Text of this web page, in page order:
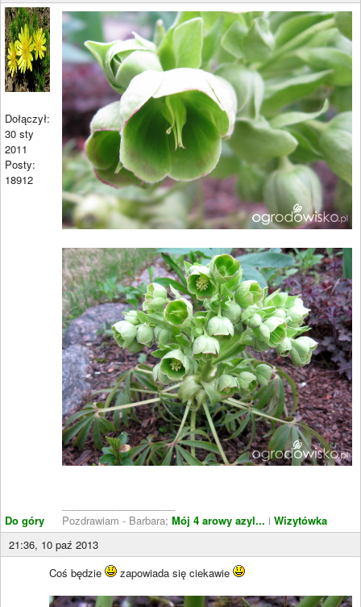
Dołączył:
30 sty
2011
Posty:
18912
Do góry
Pozdrawiam - Barbara; Mój 4 arowy azyl... i Wizytówka
21:36, 10 paź 2013
Coś będzie zapowiada się ciekawie